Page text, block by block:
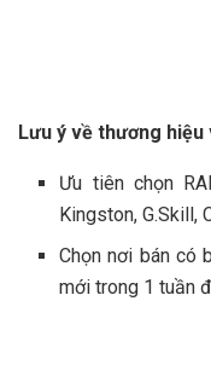
Lưu ý về thương hiệu
Ưu tiên chọn
Kingston, G.Skill,
Chọn nơi bán có
mới trong 1 tuần